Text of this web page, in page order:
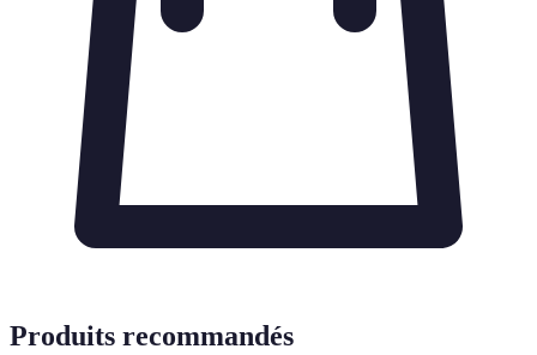
Produits recommandés